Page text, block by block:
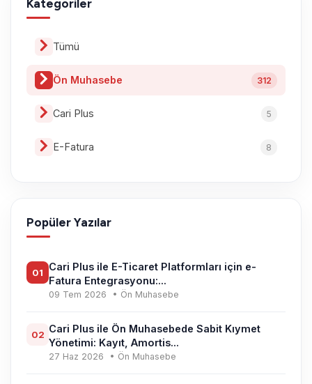
Kategoriler
Tümü
Ön Muhasebe 312
Cari Plus 5
E-Fatura 8
Popüler Yazılar
01
Cari Plus ile E-Ticaret Platformları için e-
Fatura Entegrasyonu:...
09 Tem 2026 • Ön Muhasebe
02 Cari Plus ile Ön Muhasebede Sabit Kıymet
Yönetimi: Kayıt, Amortis...
27 Haz 2026 • Ön Muhasebe